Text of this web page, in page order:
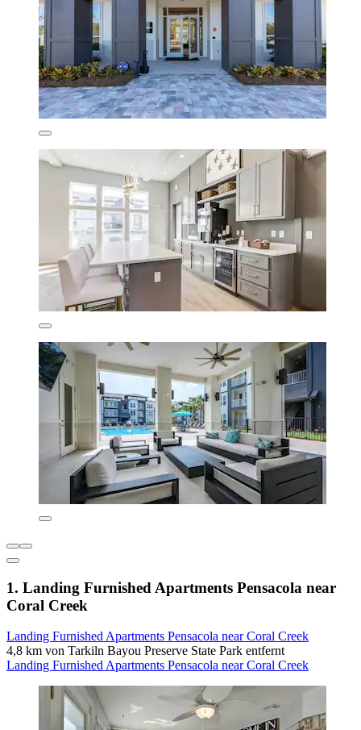
1. Landing Furnished Apartments Pensacola near
Coral Creek
Landing Furnished Apartments Pensacola near Coral Creek
4,8 km von Tarkiln Bayou Preserve State Park entfernt
Landing Furnished Apartments Pensacola near Coral Creek